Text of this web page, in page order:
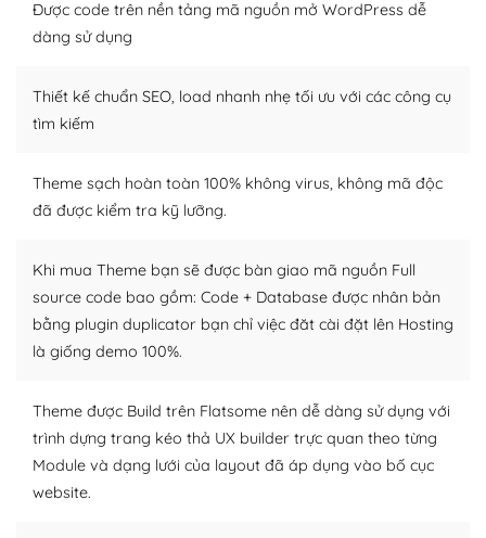
tìm kiếm chúng trên Internet hoặc nhờ chuyên gia.
Dễ dàng tùy chỉnh trên WordPress
– Sở hữu một cộng đồng lớn, sẵn sàng hỗ trợ
người cuồng tín WordPress.
kiếm những cộng đồng WordPress, họ sẽ giúp bạn trả
lời, giải đáp vấn đề của bạn.
Cộng đồng sử dụng WordPress sẵn sàng hỗ trợ bạn
Plugin mở rộng là thành phần cài đặt thêm vào
WordPress để tăng thêm các tính năng cần thiết. Có
nhiều plugin trả phí hoặc miễn phí.
Được code trên nền tảng mã nguồn mở WordPress dễ
dàng sử dụng
Thiết kế chuẩn SEO, load nhanh nhẹ tối ưu với các công cụ
tìm kiếm
Theme sạch hoàn toàn 100% không virus, không mã độc
đã được kiểm tra kỹ lưỡng.
Khi mua Theme bạn sẽ được bàn giao mã nguồn Full
source code bao gồm: Code + Database được nhân bản
bằng plugin duplicator bạn chỉ việc đăt cài đặt lên Hosting
là giống demo 100%.
Theme được Build trên Flatsome nên dễ dàng sử dụng với
trình dựng trang kéo thả UX builder trực quan theo từng
Module và dạng lưới của layout đã áp dụng vào bố cục
website.